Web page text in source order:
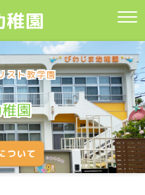
稚園
スト教学園
園
ついて